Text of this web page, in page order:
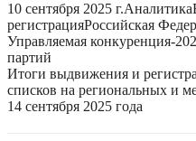
10 сентября 2025 г.Аналитика
регистрацияРоссийская
Управляемая конкуренция-
партий
Итоги выдвижения и
списков на региональных и
14 сентября 2025 года